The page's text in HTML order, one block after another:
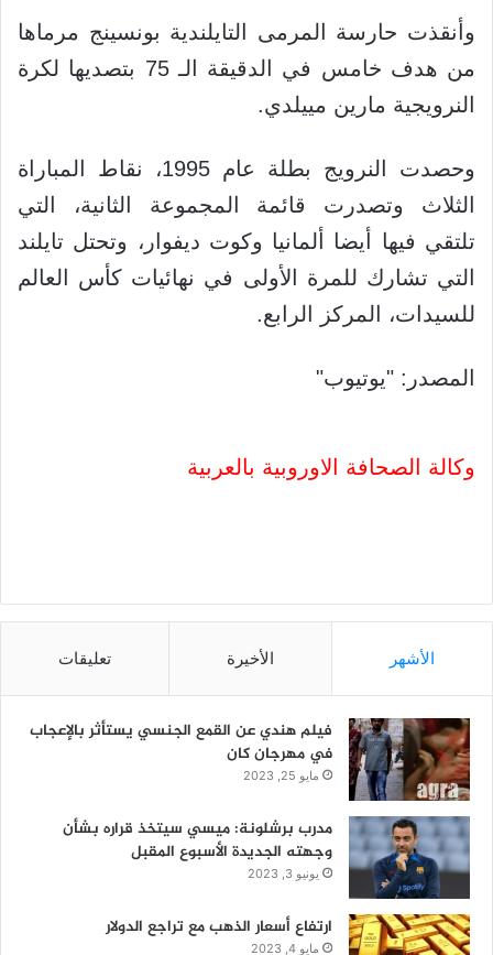
وأنقذت حارسة المرمى التايلندية بونسينج مرماها
من هدف خامس في الدقيقة الـ 75 بتصديها لكرة
النرويجية مارين مييلدي.
وحصدت النرويج بطلة عام 1995، نقاط المباراة
الثلاث وتصدرت قائمة المجموعة الثانية، التي
تلتقي فيها أيضا ألمانيا وكوت ديفوار، وتحتل تايلند
التي تشارك للمرة الأولى في نهائيات كأس العالم
للسيدات، المركز الرابع.
المصدر: "يوتيوب"
وكالة الصحافة الاوروبية بالعربية
الأشهر الأخيرة تعليقات
فيلم هندي عن القمع الجنسي يستأثر بالإعجاب
في مهرجان كان
مايو 25, 2023
مدرب برشلونة: ميسي سيتخذ قراره بشأن
وجهته الجديدة الأسبوع المقبل
يونيو 3, 2023
ارتفاع أسعار الذهب مع تراجع الدولار
مايو 4, 2023